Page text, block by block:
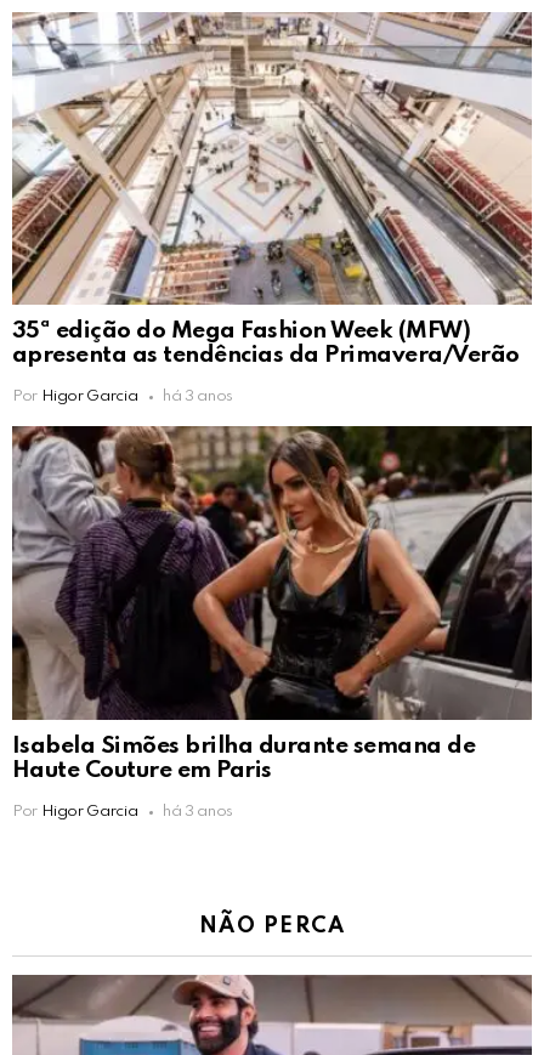
35ª edição do Mega Fashion Week (MFW)
apresenta as tendências da Primavera/Verão
Por Higor Garcia há 3 anos
Isabela Simões brilha durante semana de
Haute Couture em Paris
Por Higor Garcia há 3 anos
NÃO PERCA